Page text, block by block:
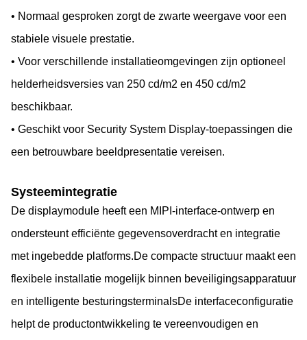
• Normaal gesproken zorgt de zwarte weergave voor een
stabiele visuele prestatie.
• Voor verschillende installatieomgevingen zijn optioneel
helderheidsversies van 250 cd/m2 en 450 cd/m2
beschikbaar.
• Geschikt voor Security System Display-toepassingen die
een betrouwbare beeldpresentatie vereisen.
Systeemintegratie
De displaymodule heeft een MIPI-interface-ontwerp en
ondersteunt efficiënte gegevensoverdracht en integratie
met ingebedde platforms.De compacte structuur maakt een
flexibele installatie mogelijk binnen beveiligingsapparatuur
en intelligente besturingsterminalsDe interfaceconfiguratie
helpt de productontwikkeling te vereenvoudigen en